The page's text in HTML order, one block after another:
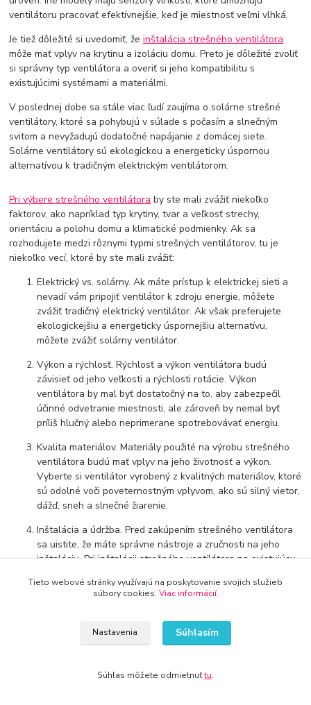
ventilátoru pracovať efektívnejšie, keď je miestnosť veľmi vlhká.
Je tiež dôležité si uvedomiť, žeinštalácia strešného ventilátora
môže mať vplyv na krytinu a izoláciu domu. Preto je dôležité zvoliť
si správny typ ventilátora a overiť si jeho kompatibilitu s
existujúcimi systémami a materiálmi.
V poslednej dobe sa stále viac ľudí zaujíma o solárne strešné
ventilátory, ktoré sa pohybujú v súlade s počasím a slnečným
svitom a nevyžadujú dodatočné napájanie z domácej siete.
Solárne ventilátory sú ekologickou a energeticky úspornou
alternatívou k tradičným elektrickým ventilátorom.
Pri výbere strešného ventilátora by ste mali zvážiť niekoľko
faktorov, ako napríklad typ krytiny, tvar a veľkosť strechy,
orientáciu a polohu domu a klimatické podmienky. Ak sa
rozhodujete medzi rôznymi typmi strešných ventilátorov, tu je
niekoľko vecí, ktoré by ste mali zvážiť:
Elektrický vs. solárny. Ak máte prístup k elektrickej sieti a
nevadí vám pripojiť ventilátor k zdroju energie, môžete
zvážiť tradičný elektrický ventilátor. Ak však preferujete
ekologickejšiu a energeticky úspornejšiu alternatívu,
môžete zvážiť solárny ventilátor.
Výkon a rýchlosť. Rýchlosť a výkon ventilátora budú
závisieť od jeho veľkosti a rýchlosti rotácie. Výkon
ventilátora by mal byť dostatočný na to, aby zabezpečil
účinné odvetranie miestnosti, ale zároveň by nemal byť
príliš hlučný alebo neprimerane spotrebovávať energiu.
Kvalita materiálov. Materiály použité na výrobu strešného
ventilátora budú mať vplyv na jeho životnosť a výkon.
Vyberte si ventilátor vyrobený z kvalitných materiálov, ktoré
sú odolné voči poveternostným vplyvom, ako sú silný vietor,
dážď, sneh a slnečné žiarenie.
Inštalácia a údržba. Pred zakúpením strešného ventilátora
sa uistite, že máte správne nástroje a zručnosti na jeho
inštaláciu. Pri inštalácii strešného ventilátora na existujúcu
ventilátora, aby sa predišlo vzniku netesností a problémov
hromadeniu nečistôt a prekážok v jeho vnútri.
skontrolujte dostupnosť záruky a servisu. Zvolte si produkt
Tieto webové stránky využívajú na poskytovanie svojich služieb
súbory cookies. Viac informácií.
Nastavenia Súhlasím
Súhlas môžete odmietnuťtu.